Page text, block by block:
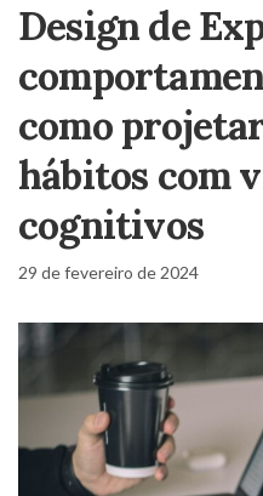
Design de
como
hábitos com
cognitivos
29 de fevereiro de 2024